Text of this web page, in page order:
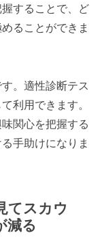
することで、ど
ることができま
。適性診断テス
利用できます。
関心を把握する
手助けになりま
てスカウ
減る